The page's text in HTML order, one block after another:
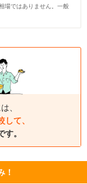
場ではありません。一般
、
て、
す。
！